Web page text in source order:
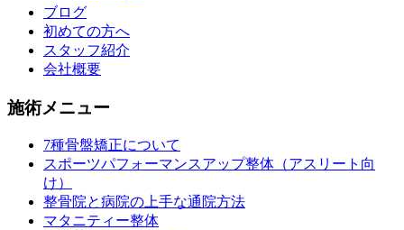
ブログ
初めての方へ
スタッフ紹介
会社概要
施術メニュー
7種骨盤矯正について
スポーツパフォーマンスアップ整体（アスリート向
け）
整骨院と病院の上手な通院方法
マタニティー整体